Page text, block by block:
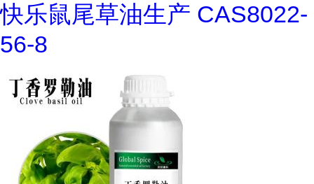
快乐鼠尾草油生产 CAS8022-
56-8